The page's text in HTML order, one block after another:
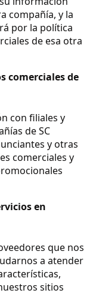
compañía, y la
por la política
de esa otra
comerciales de
con filiales y
de SC
y otras
comerciales y
en
que nos
a atender
sitios